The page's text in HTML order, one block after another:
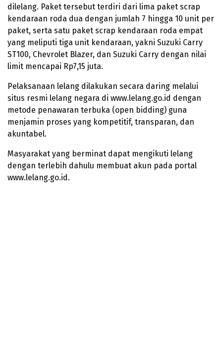
dilelang. Paket tersebut terdiri dari lima paket scrap
kendaraan roda dua dengan jumlah 7 hingga 10 unit per
paket, serta satu paket scrap kendaraan roda empat
yang meliputi tiga unit kendaraan, yakni Suzuki Carry
ST100, Chevrolet Blazer, dan Suzuki Carry dengan nilai
limit mencapai Rp7,15 juta.
Pelaksanaan lelang dilakukan secara daring melalui
situs resmi lelang negara di www.lelang.go.id dengan
metode penawaran terbuka (open bidding) guna
menjamin proses yang kompetitif, transparan, dan
akuntabel.
Masyarakat yang berminat dapat mengikuti lelang
dengan terlebih dahulu membuat akun pada portal
www.lelang.go.id.